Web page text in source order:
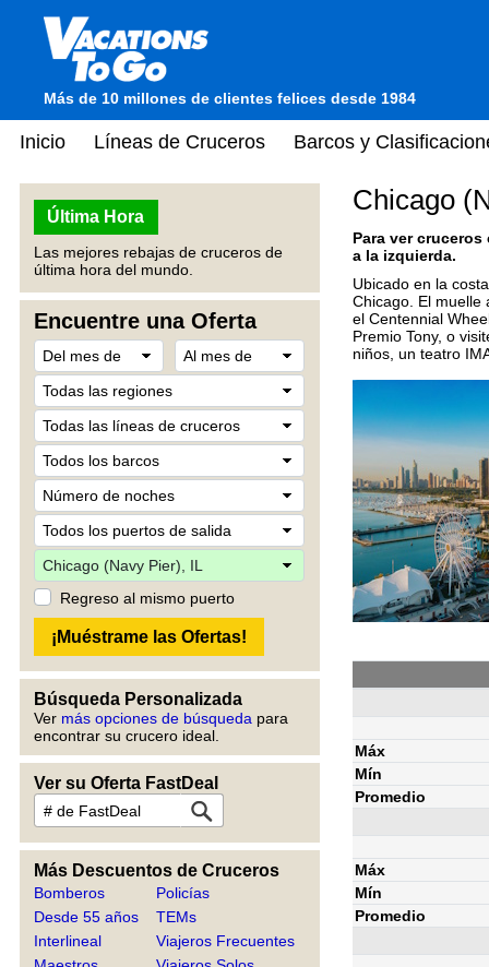
Más de 10 millones de clientes felices desde 1984
Inicio Líneas de Cruceros Barcos y
Última Hora
Las mejores rebajas de cruceros de
última hora del mundo.
Encuentre una Oferta
Regreso al mismo puerto
Búsqueda Personalizada
Ver más opciones de búsqueda para
encontrar su crucero ideal.
Ver su Oferta FastDeal
Más Descuentos de Cruceros
Bomberos
Desde 55 años
Interlineal
Policías
TEMs
Viajeros Frecuentes
Chicago
Para ver
a la izquierda.
Ubicado en la
Chicago. El muelle
el Centennial
Premio Tony, o
niños, un teatro
Máx
Mín
Promedio
Máx
Mín
Promedio